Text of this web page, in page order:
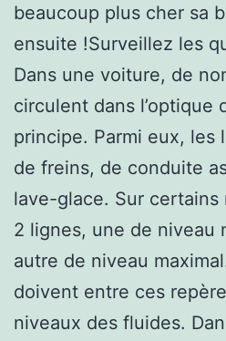
beaucoup plus cher sa
ensuite !Surveillez les
Dans une voiture, de
circulent dans l’optique
principe. Parmi eux, les
de freins, de conduite
lave-glace. Sur
2 lignes, une de niveau
autre de niveau
doivent entre ces
niveaux des fluides.